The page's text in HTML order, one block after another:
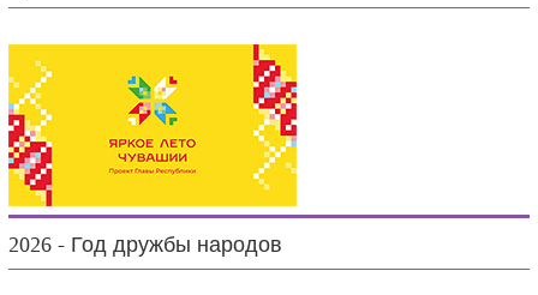
2026 - Год дружбы народов